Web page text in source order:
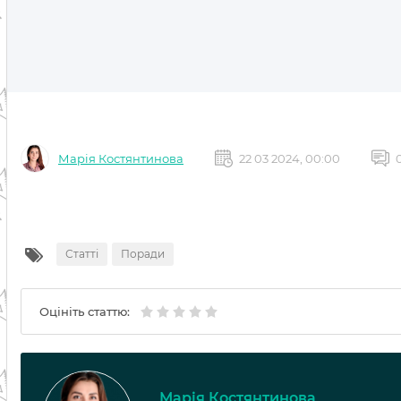
Марія Костянтинова 22 03 2024, 00:00
Статті Поради
Оцініть статтю: